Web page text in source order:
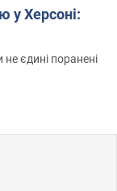
у Херсоні:
єдині поранені